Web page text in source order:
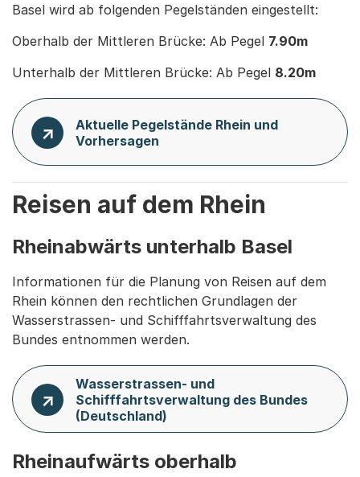
Basel wird ab folgenden Pegelständen eingestellt:
Oberhalb der Mittleren Brücke: Ab Pegel 7.90m
Unterhalb der Mittleren Brücke: Ab Pegel 8.20m
Aktuelle Pegelstände Rhein und
Vorhersagen
Reisen auf dem Rhein
Rheinabwärts unterhalb Basel
Informationen für die Planung von Reisen auf dem
Rhein können den rechtlichen Grundlagen der
Wasserstrassen- und Schifffahrtsverwaltung des
Bundes entnommen werden.
Wasserstrassen- und
Schifffahrtsverwaltung des Bundes
(Deutschland)
Rheinaufwärts oberhalb